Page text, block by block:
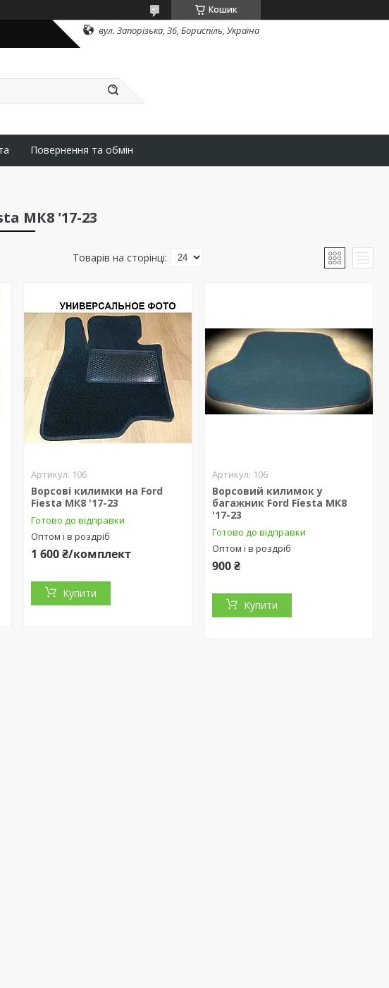
Кошик
вул. Запорізька, 36, Бориспіль, Україна
Повернення та обмін
МК8 '17-23
106
Ворсові килимки на Ford
Fiesta МК8 '17-23
Готово до відправки
Оптом і в роздріб
1 600 ₴/комплект
Купити
106
Ворсовий килимок у
багажник Ford Fiesta МК8
'17-23
Готово до відправки
Оптом і в роздріб
900 ₴
Купити